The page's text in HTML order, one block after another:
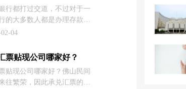
行都打过交道，不过对于一
的大多数人都是办理存款、
，而对银行承兑汇票的贴现
，因此，这里商票圈小编就
。
04
票贴现公司哪家好？
贴现公司哪家好？佛山民间
往繁荣，因此承兑汇票的市